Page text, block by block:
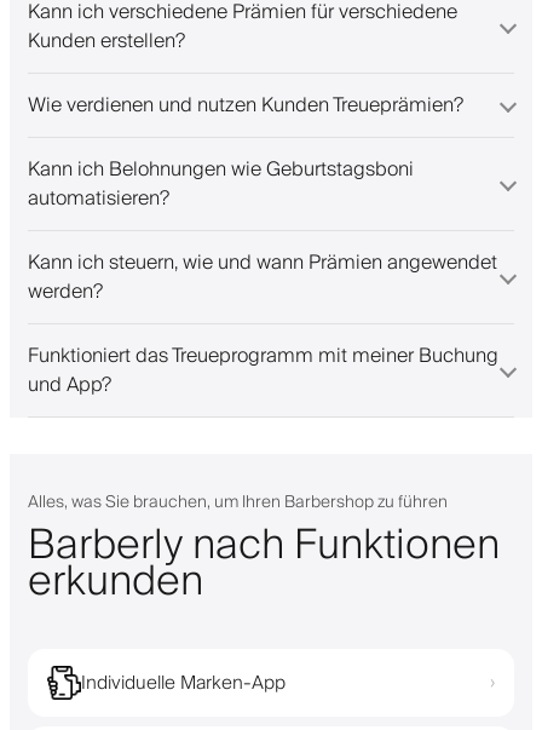
Kann ich verschiedene Prämien für verschiedene
Kunden erstellen?
Wie verdienen und nutzen Kunden Treueprämien?
Kann ich Belohnungen wie Geburtstagsboni
automatisieren?
Kann ich steuern, wie und wann Prämien angewendet
werden?
Funktioniert das Treueprogramm mit meiner Buchung
und App?
Alles, was Sie brauchen, um Ihren Barbershop zu führen
Barberly nach Funktionen
erkunden
Individuelle Marken-App ›